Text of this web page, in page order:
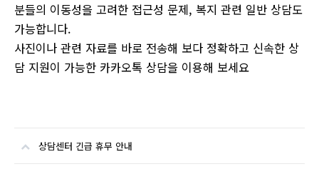
분들의 이동성을 고려한 접근성 문제, 복지 관련 일반 상담도
가능합니다.
사진이나 관련 자료를 바로 전송해 보다 정확하고 신속한 상
담 지원이 가능한 카카오톡 상담을 이용해 보세요
상담센터 긴급 휴무 안내